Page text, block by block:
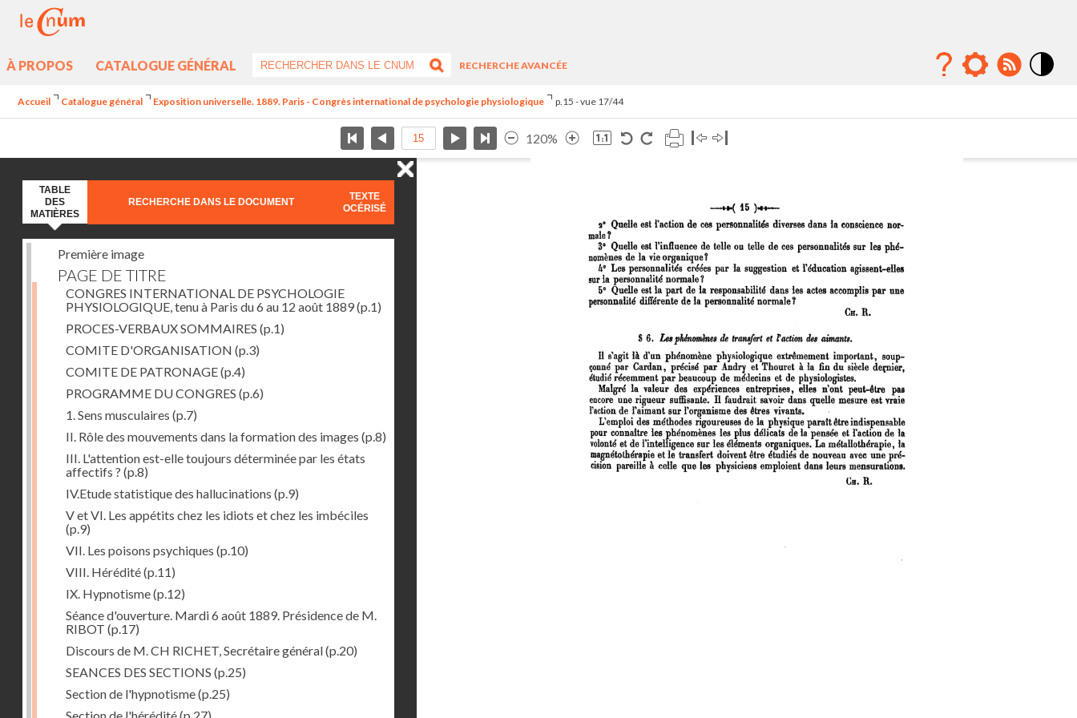
À PROPOS CATALOGUE GÉNÉRAL
RECHERCHE AVANCÉE
Accueil Catalogue général Exposition universelle. 1889. Paris - Congrès international de psychologie physiologique p.15 - vue 17/44
120%
TABLE
DES
MATIÈRES
RECHERCHE DANS LE DOCUMENT
TEXTE
OCÉRISÉ
Première image
PAGE DE TITRE
CONGRES INTERNATIONAL DE PSYCHOLOGIE
PHYSIOLOGIQUE, tenu à Paris du 6 au 12 août 1889(p.1)
PROCES-VERBAUX SOMMAIRES (p.1)
COMITE D'ORGANISATION (p.3)
COMITE DE PATRONAGE(p.4)
PROGRAMME DU CONGRES (p.6)
1. Sens musculaires (p.7)
II. Rôle des mouvements dans la formation des images (p.8)
III. L'attention est-elle toujours déterminée par les états
affectifs ? (p.8)
IV.Etude statistique des hallucinations (p.9)
V et VI. Les appétits chez les idiots et chez les imbéciles
(p.9)
VII. Les poisons psychiques (p.10)
VIII. Hérédité(p.11)
IX. Hypnotisme(p.12)
Séance d'ouverture. Mardi 6 août 1889. Présidence de M.
RIBOT (p.17)
Discours de M. CH RICHET, Secrétaire général(p.20)
SEANCES DES SECTIONS (p.25)
Section de l'hypnotisme(p.25)